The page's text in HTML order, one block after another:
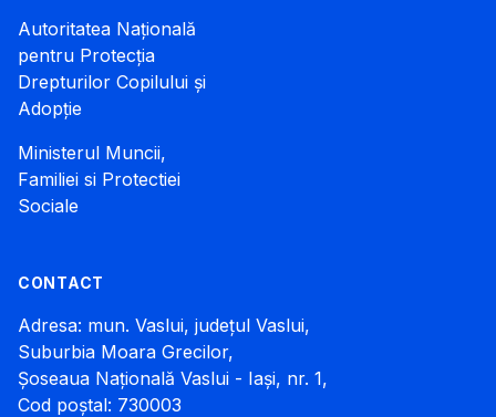
Autoritatea Națională
pentru Protecția
Drepturilor Copilului și
Adopție
Ministerul Muncii,
Familiei si Protectiei
Sociale
CONTACT
Adresa: mun. Vaslui, județul Vaslui,
Suburbia Moara Grecilor,
Șoseaua Națională Vaslui - Iași, nr. 1,
Cod poștal: 730003